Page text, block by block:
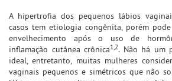
A hipertrofia dos pequenos lábios
casos tem etiologia congênita, porém
envelhecimento após o uso de
inflamação cutânea crônica1,2. Não há um
ideal, entretanto, muitas mulheres
vaginais pequenos e simétricos que não